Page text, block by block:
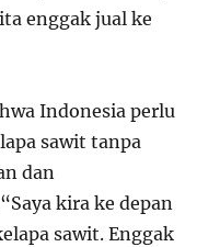
enggak jual ke
Indonesia perlu
sawit tanpa
dan
kira ke depan
sawit. Enggak